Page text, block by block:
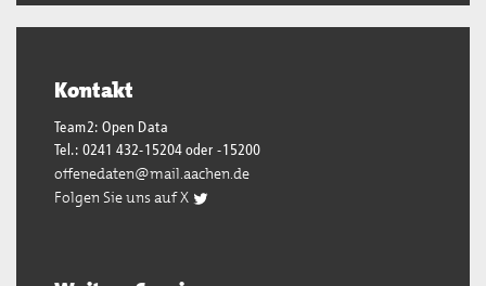
Kontakt
Team2: Open Data
Tel.: 0241 432-15204 oder -15200
offenedaten@mail.aachen.de
Folgen Sie uns auf X